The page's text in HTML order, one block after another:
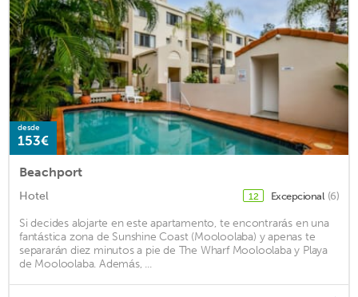
desde
153€
Beachport
Hotel 12 Excepcional (6)
Si decides alojarte en este apartamento, te encontrarás en una
fantástica zona de Sunshine Coast (Mooloolaba) y apenas te
separarán diez minutos a pie de The Wharf Mooloolaba y Playa
de Mooloolaba. Además, ...